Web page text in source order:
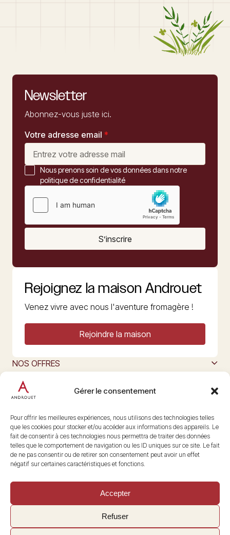
Gérer le consentement
Pour offrir les meilleures expériences, nous utilisons des technologies telles
que les cookies pour stocker et/ou accéder aux informations des appareils. Le
fait de consentir à ces technologies nous permettra de traiter des données
telles que le comportement de navigation ou les ID uniques sur ce site. Le fait
de ne pas consentir ou de retirer son consentement peut avoir un effet
négatif sur certaines caractéristiques et fonctions.
Accepter
Refuser
Newsletter
Abonnez-vous juste ici.
Votre adresse email *
Nous prenons soin de vos données dans notre
politique de confidentialité
S’inscrire
Rejoignez la maison Androuet
Venez vivre avec nous l'aventure fromagère !
Rejoindre la maison
NOS OFFRES
L’ART DU FROMAGE
Nous suivre
@maisonandrouet
Copyright © 2026 Androuet
Site parMake the Grade